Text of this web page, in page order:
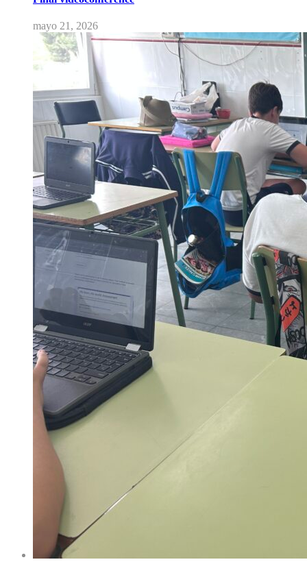
mayo 21, 2026